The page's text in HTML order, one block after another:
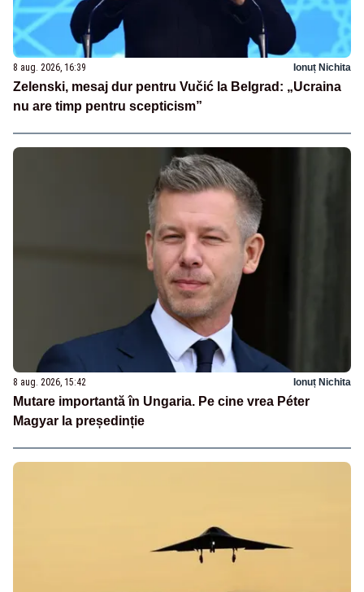
8 aug. 2026, 16:39 Ionuț Nichita
Zelenski, mesaj dur pentru Vučić la Belgrad: „Ucraina
nu are timp pentru scepticism”
8 aug. 2026, 15:42 Ionuț Nichita
Mutare importantă în Ungaria. Pe cine vrea Péter
Magyar la președinție